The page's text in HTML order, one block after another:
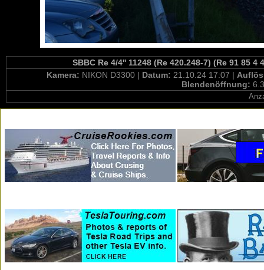
SBBC Re 4/4'' 11248 (Re 420.248-7) (Re 91 85
Kamera: NIKON D3300 | Datum: 21.10.24 17:07 |
Blendenöffnung: